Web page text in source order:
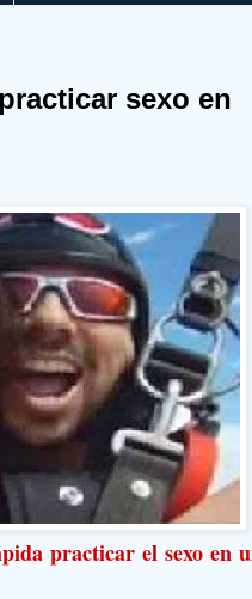
sexo en
practicar el sexo en